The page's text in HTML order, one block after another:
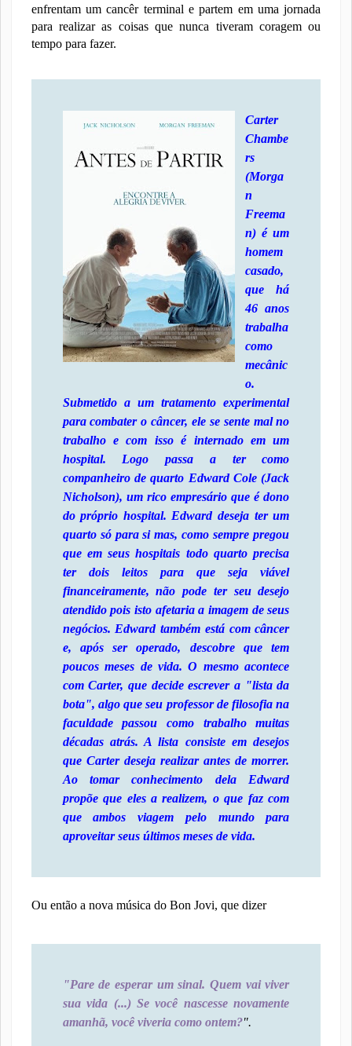
enfrentam um cancêr terminal e partem em uma jornada
para realizar as coisas que nunca tiveram coragem ou
tempo para fazer.
Carter
Chambe
rs
(Morga
n
Freema
n) é um
homem
casado,
que há
46 anos
trabalha
como
mecânic
o.
Submetido a um tratamento experimental
para combater o câncer, ele se sente mal no
trabalho e com isso é internado em um
hospital. Logo passa a ter como
companheiro de quarto Edward Cole (Jack
Nicholson), um rico empresário que é dono
do próprio hospital. Edward deseja ter um
quarto só para si mas, como sempre pregou
que em seus hospitais todo quarto precisa
ter dois leitos para que seja viável
financeiramente, não pode ter seu desejo
atendido pois isto afetaria a imagem de seus
negócios. Edward também está com câncer
e, após ser operado, descobre que tem
poucos meses de vida. O mesmo acontece
com Carter, que decide escrever a "lista da
bota", algo que seu professor de filosofia na
faculdade passou como trabalho muitas
décadas atrás. A lista consiste em desejos
que Carter deseja realizar antes de morrer.
Ao tomar conhecimento dela Edward
propõe que eles a realizem, o que faz com
que ambos viagem pelo mundo para
aproveitar seus últimos meses de vida.
Ou então a nova música do Bon Jovi, que dizer
"Pare de esperar um sinal. Quem vai viver
sua vida (...) Se você nascesse novamente
amanhã, você viveria como ontem?".